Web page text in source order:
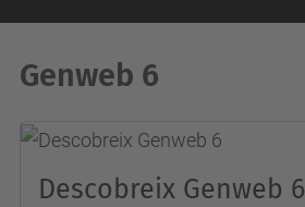
Genweb 6
Descobreix Genweb 6